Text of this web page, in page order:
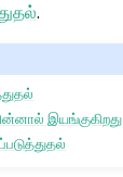
.
இயங்குகிறது